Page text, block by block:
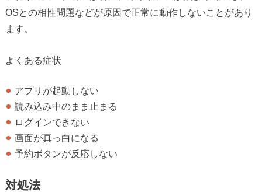
OSとの相性問題などが原因で正常に動作しないことがあり
ます。
よくある症状
アプリが起動しない
読み込み中のまま止まる
ログインできない
画面が真っ白になる
予約ボタンが反応しない
対処法